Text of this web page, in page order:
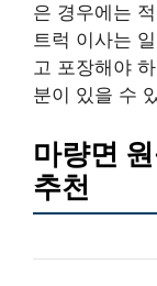
은 경우에는
트럭 이사는
고 포장해야
분이 있을 수
마량면
추천